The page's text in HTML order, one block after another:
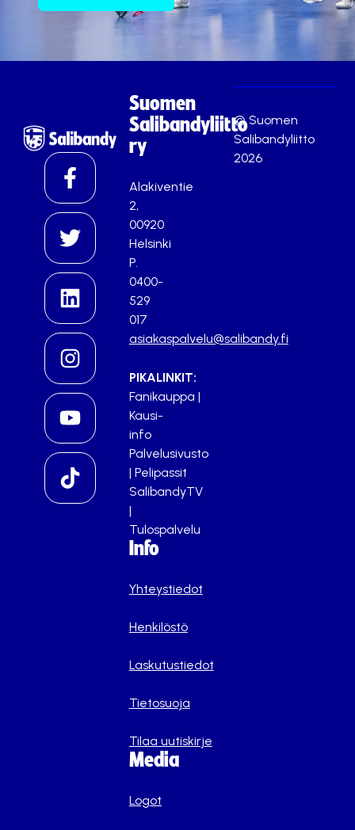
Suomen
Salibandyliitto
ry
Alakiventie
2,
00920
Helsinki
P.
0400-
529
017
asiakaspalvelu@salibandy.fi
PIKALINKIT:
Fanikauppa |
Kausi-
info
Palvelusivusto
| Pelipassit
SalibandyTV
|
Tulospalvelu
Info
Yhteystiedot
Henkilöstö
Laskutustiedot
Tietosuoja
Tilaa uutiskirje
Media
Logot
© Suomen
Salibandyliitto
2026